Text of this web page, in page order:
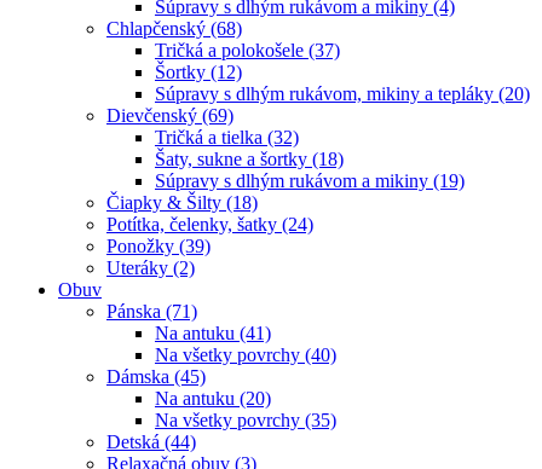
Súpravy s dlhým rukávom a mikiny (4)
Chlapčenský (68)
Tričká a polokošele (37)
Šortky (12)
Súpravy s dlhým rukávom, mikiny a tepláky (20)
Dievčenský (69)
Tričká a tielka (32)
Šaty, sukne a šortky (18)
Súpravy s dlhým rukávom a mikiny (19)
Čiapky & Šilty (18)
Potítka, čelenky, šatky (24)
Ponožky (39)
Uteráky (2)
Obuv
Pánska (71)
Na antuku (41)
Na všetky povrchy (40)
Dámska (45)
Na antuku (20)
Na všetky povrchy (35)
Detská (44)
Relaxačná obuv (3)